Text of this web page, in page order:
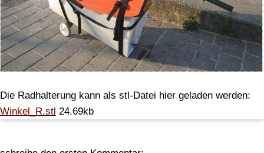
Die Radhalterung kann als stl-Datei hier geladen werden:
Winkel_R.stl 24.69kb